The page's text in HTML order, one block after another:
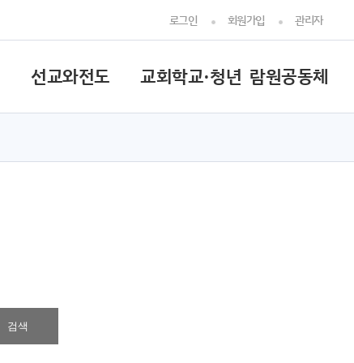
로그인 회원가입 관리자
람원공동체
교회학교·청년
선교와전도